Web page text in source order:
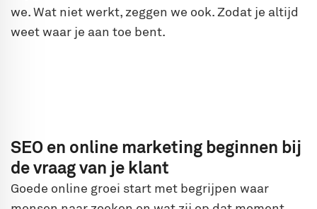
we. Wat niet werkt, zeggen we ook. Zodat je altijd
weet waar je aan toe bent.
SEO en online marketing beginnen bij
de vraag van je klant
Goede online groei start met begrijpen waar